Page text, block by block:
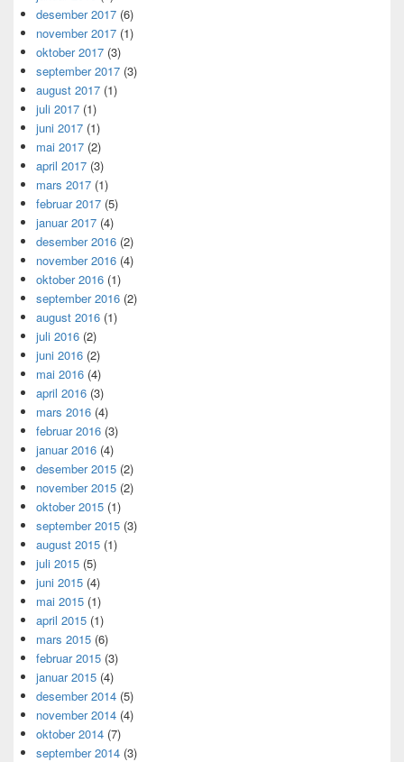
desember 2017 (6)
november 2017 (1)
oktober 2017 (3)
september 2017 (3)
august 2017 (1)
juli 2017 (1)
juni 2017 (1)
mai 2017 (2)
april 2017 (3)
mars 2017 (1)
februar 2017 (5)
januar 2017 (4)
desember 2016 (2)
november 2016 (4)
oktober 2016 (1)
september 2016 (2)
august 2016 (1)
juli 2016 (2)
juni 2016 (2)
mai 2016 (4)
april 2016 (3)
mars 2016 (4)
februar 2016 (3)
januar 2016 (4)
desember 2015 (2)
november 2015 (2)
oktober 2015 (1)
september 2015 (3)
august 2015 (1)
juli 2015 (5)
juni 2015 (4)
mai 2015 (1)
april 2015 (1)
mars 2015 (6)
februar 2015 (3)
januar 2015 (4)
desember 2014 (5)
november 2014 (4)
oktober 2014 (7)
september 2014 (3)